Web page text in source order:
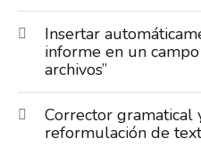
Insertar
informe en un
archivos”
Corrector gramatical
reformulación de